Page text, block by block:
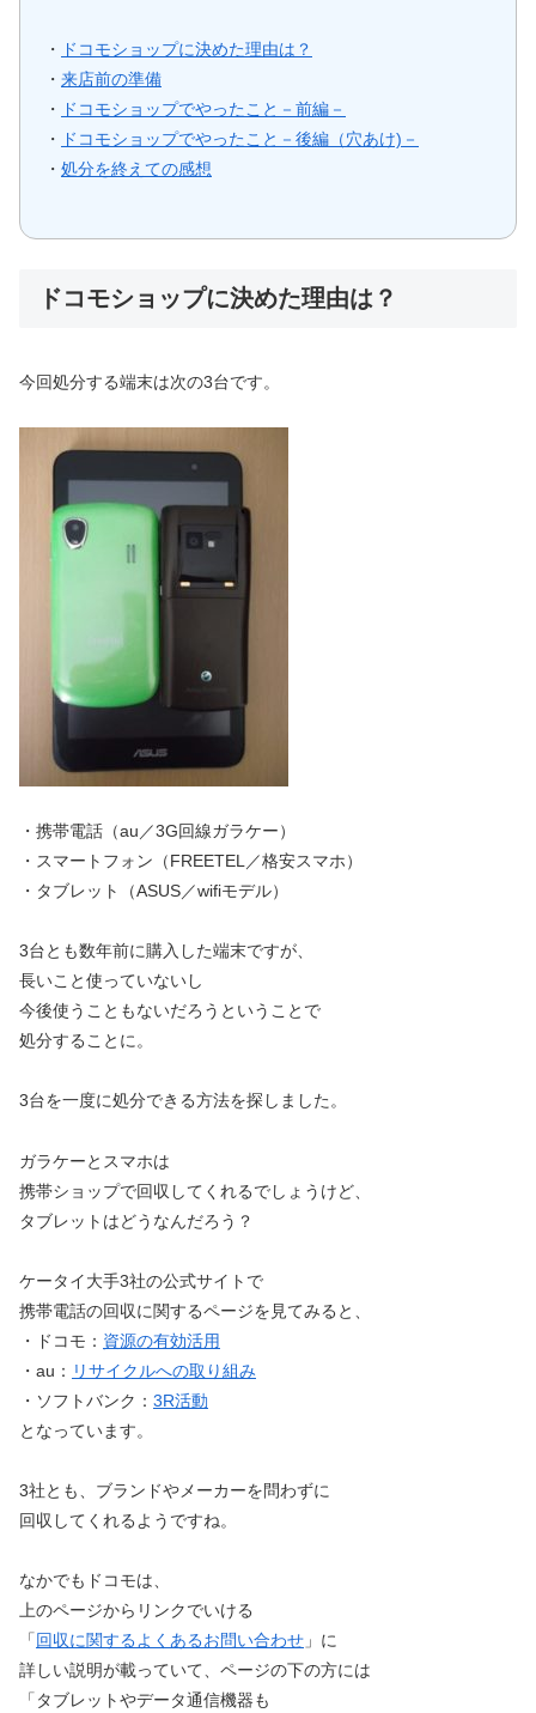
・
ドコモショップに決めた理由は？
・ 来店前の準備
・
ドコモショップでやったこと－前編－
・
ドコモショップでやったこと－後編（穴あけ)－
・ 処分を終えての感想
ドコモショップに決めた理由は？
今回処分する端末は次の3台です。
・携帯電話（au／3G回線ガラケー）
・スマートフォン（FREETEL／格安スマホ）
・タブレット（ASUS／wifiモデル）
3台とも数年前に購入した端末ですが、
長いこと使っていないし
今後使うこともないだろうということで
処分することに。
3台を一度に処分できる方法を探しました。
ガラケーとスマホは
携帯ショップで回収してくれるでしょうけど、
タブレットはどうなんだろう？
ケータイ大手3社の公式サイトで
携帯電話の回収に関するページを見てみると、
・ドコモ： 資源の有効活用
・au： リサイクルへの取り組み
・ソフトバンク： 3R活動
となっています。
3社とも、ブランドやメーカーを問わずに
回収してくれるようですね。
なかでもドコモは、
上のページからリンクでいける
「回収に関するよくあるお問い合わせ 」に
詳しい説明が載っていて、ページの下の方には
「タブレットやデータ通信機器も